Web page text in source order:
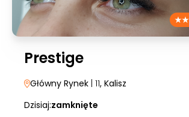
Prestige
Główny Rynek | 11, Kalisz
Dzisiaj:zamknięte